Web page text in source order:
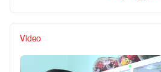
Video